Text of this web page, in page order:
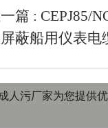
篇 : CEPJ85/
蔽船用仪表电
人污厂家为您提供